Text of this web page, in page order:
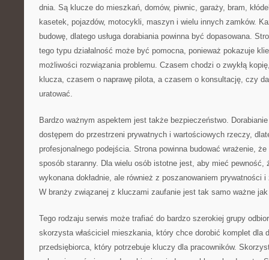
dnia. Są klucze do mieszkań, domów, piwnic, garaży, bram,
kasetek, pojazdów, motocykli, maszyn i wielu innych zamków.
budowę, dlatego usługa dorabiania powinna być dopasowana.
tego typu działalność może być pomocna, ponieważ pokazuje
możliwości rozwiązania problemu. Czasem chodzi o zwykłą
klucza, czasem o naprawę pilota, a czasem o konsultację, czy
uratować.
Bardzo ważnym aspektem jest także bezpieczeństwo.
dostępem do przestrzeni prywatnych i wartościowych rzeczy,
profesjonalnego podejścia. Strona powinna budować wrażenie, że
sposób staranny. Dla wielu osób istotne jest, aby mieć pewność,
wykonana dokładnie, ale również z poszanowaniem prywatności
W branży związanej z kluczami zaufanie jest tak samo ważne
Tego rodzaju serwis może trafiać do bardzo szerokiej grupy
skorzysta właściciel mieszkania, który chce dorobić komplet dla
przedsiębiorca, który potrzebuje kluczy dla pracowników.